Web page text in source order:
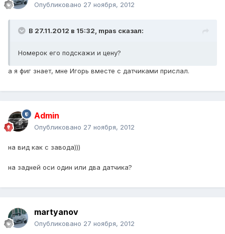
Опубликовано 27 ноября, 2012
В 27.11.2012 в 15:32, mpas сказал:
Номерок его подскажи и цену?
а я фиг знает, мне Игорь вместе с датчиками прислал.
Admin
Опубликовано 27 ноября, 2012
на вид как с завода)))
на задней оси один или два датчика?
martyanov
Опубликовано 27 ноября, 2012